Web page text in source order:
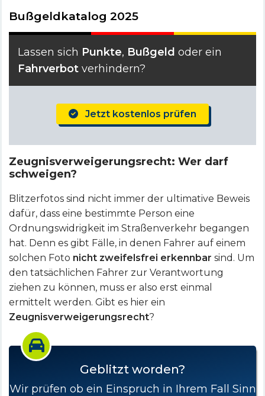
Bußgeldkatalog 2025
Lassen sich Punkte, Bußgeld oder ein
Fahrverbot verhindern?
Jetzt kostenlos prüfen
Zeugnisverweigerungsrecht: Wer darf
schweigen?
Blitzerfotos sind nicht immer der ultimative Beweis
dafür, dass eine bestimmte Person eine
Ordnungswidrigkeit im Straßenverkehr begangen
hat. Denn es gibt Fälle, in denen Fahrer auf einem
solchen Foto nicht zweifelsfrei erkennbar sind. Um
den tatsächlichen Fahrer zur Verantwortung
ziehen zu können, muss er also erst einmal
ermittelt werden. Gibt es hier ein
Zeugnisverweigerungsrecht?
Geblitzt worden?
Wir prüfen ob ein Einspruch in Ihrem Fall Sinn